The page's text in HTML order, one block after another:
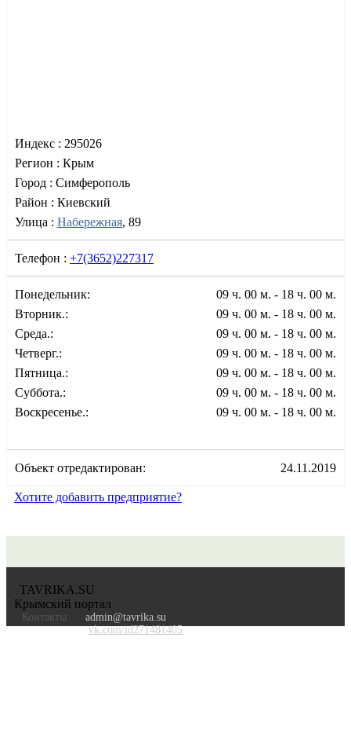
Индекс : 295026
Регион : Крым
Город : Симферополь
Район : Киевский
Улица : Набережная, 89
Телефон : +7(3652)227317
Понедельник:
09 ч. 00 м. - 18 ч. 00 м.
Вторник.:
09 ч. 00 м. - 18 ч. 00 м.
Среда.:
09 ч. 00 м. - 18 ч. 00 м.
Четверг.:
09 ч. 00 м. - 18 ч. 00 м.
Пятница.:
09 ч. 00 м. - 18 ч. 00 м.
Суббота.:
09 ч. 00 м. - 18 ч. 00 м.
Воскресенье.:
09 ч. 00 м. - 18 ч. 00 м.
Объект отредактирован: 24.11.2019
Хотите добавить предприятие?
TAVRIKA.SU
Крымский портал
Контакты
admin@tavrika.su
vk.com/id271481405